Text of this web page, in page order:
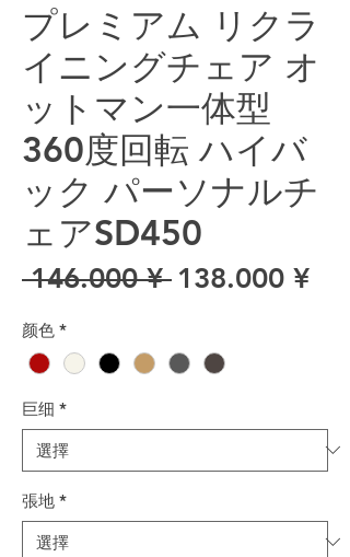
プレミアム リクラ
イニングチェア オ
ットマン一体型
360度回転 ハイバ
ック パーソナルチ
ェアSD450
146.000 ¥ 一般價格
138.000 ¥促
颜色 *
巨细 *
張地 *